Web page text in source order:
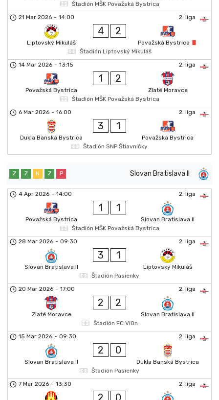
Štadión MŠK Považská Bystrica
2. liga
21 Mar 2026 - 14:00
Liptovský Mikuláš
4 2
Považská Bystrica
Štadión Liptovský Mikuláš
2. liga
14 Mar 2026 - 13:15
Považská Bystrica
1 2
Zlaté Moravce
Štadión MŠK Považská Bystrica
2. liga
6 Mar 2026 - 16:00
Dukla Banská Bystrica
3 1
Považská Bystrica
Štadión SNP Štiavničky
Slovan Bratislava II
Z Z N Z P
2. liga
4 Apr 2026 - 14:00
Považská Bystrica
1 1
Slovan Bratislava II
Štadión MŠK Považská Bystrica
2. liga
28 Mar 2026 - 09:30
Slovan Bratislava II
3 1
Liptovský Mikuláš
Štadión Pasienky
2. liga
20 Mar 2026 - 17:00
Zlaté Moravce
2 2
Slovan Bratislava II
Štadión FC ViOn
2. liga
15 Mar 2026 - 09:30
Slovan Bratislava II
2 0
Dukla Banská Bystrica
Štadión Pasienky
2. liga
7 Mar 2026 - 13:30
2 0